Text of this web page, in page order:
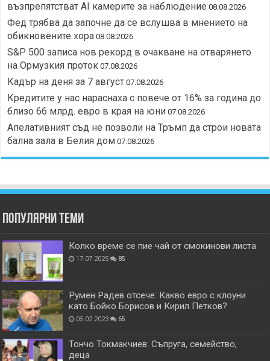
възпрепятстват AI камерите за наблюдение 08.08.2026
Фед трябва да започне да се вслушва в мнението на
обикновените хора 08.08.2026
S&P 500 записа нов рекорд в очакване на отварянето
на Ормузкия проток 07.08.2026
Кадър на деня за 7 август 07.08.2026
Кредитите у нас нараснаха с повече от 16% за година до
близо 66 млрд. евро в края на юни 07.08.2026
Апелативният съд не позволи на Тръмп да строи новата
бална зала в Белия дом 07.08.2026
Популярни теми
Колко време се пие чай от смокинови листа
17.07.2025 85
Румен Радев отсече: Какво евро с клоуни
като Бойко Борисов и Кирил Петков?
05.02.2023 65
Тончо Токмакчиев: Съпруга, семейство,
деца